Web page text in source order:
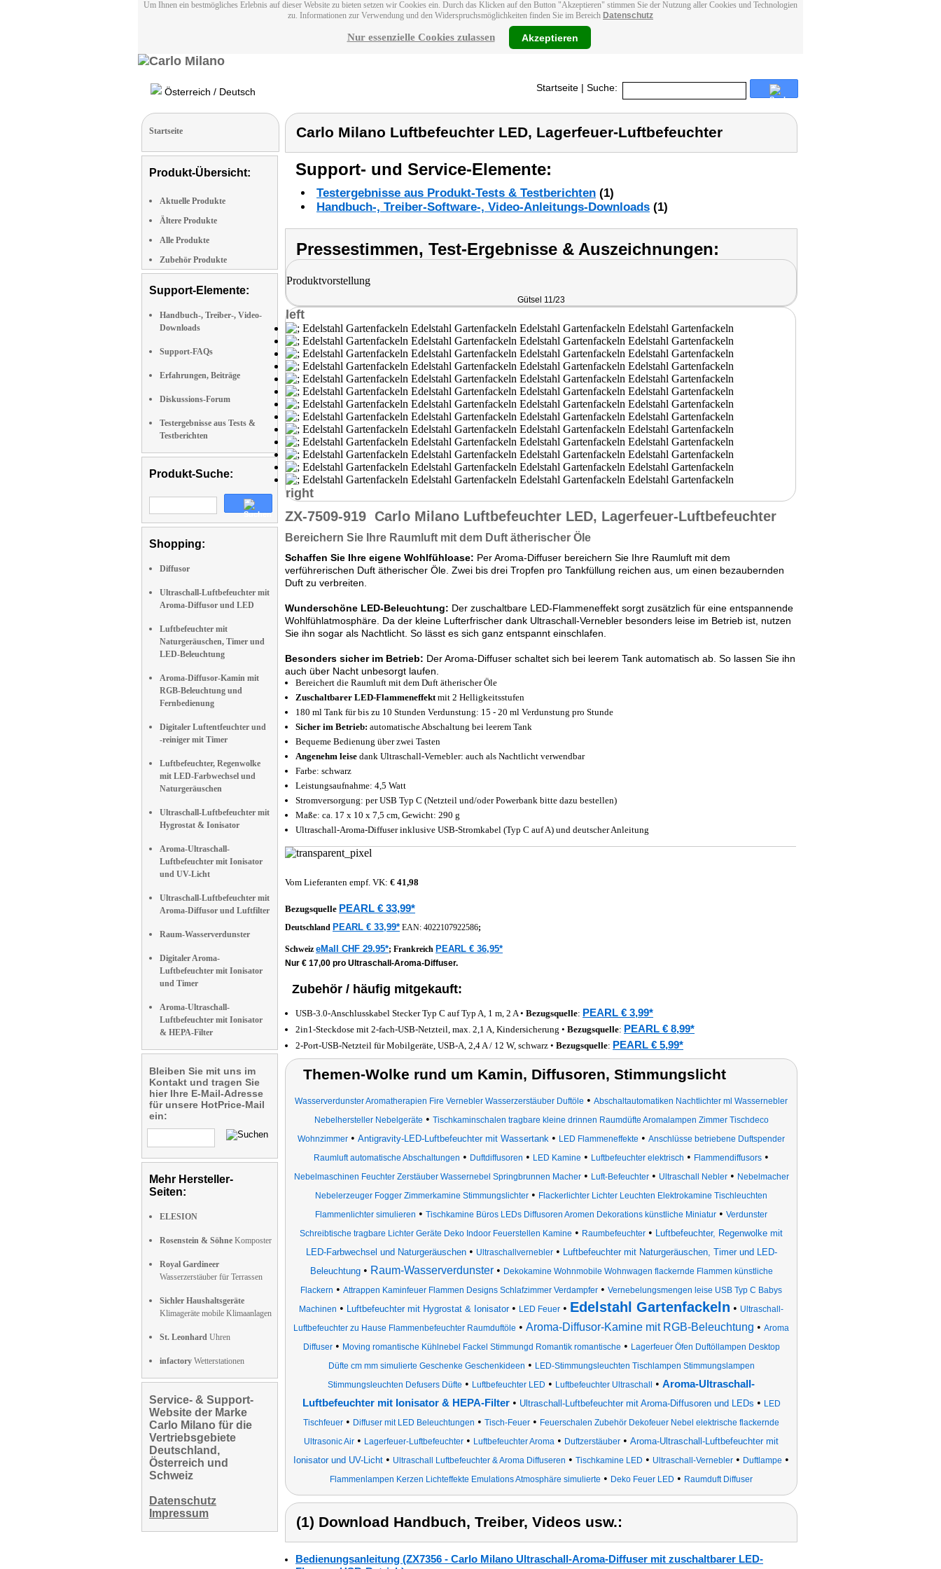
Um Ihnen ein bestmögliches Erlebnis auf dieser Website zu bieten setzen wir Cookies ein. Durch das Klicken auf den Button "Akzeptieren" stimmen Sie der Nutzung aller Cookies und Technologien
zu. Informationen zur Verwendung und den Widerspruchsmöglichkeiten finden Sie im Bereich Datenschutz
Nur essenzielle Cookies zulassen Akzeptieren
Österreich / Deutsch Startseite | Suche:
Startseite
Produkt-Übersicht:
Aktuelle Produkte
Ältere Produkte
Alle Produkte
Zubehör Produkte
Support-Elemente:
Handbuch-, Treiber-, Video-
Downloads
Support-FAQs
Erfahrungen, Beiträge
Diskussions-Forum
Testergebnisse aus Tests &
Testberichten
Produkt-Suche:
Shopping:
Diffusor
Ultraschall-Luftbefeuchter mit
Aroma-Diffusor und LED
Luftbefeuchter mit
Naturgeräuschen, Timer und
LED-Beleuchtung
Aroma-Diffusor-Kamin mit
RGB-Beleuchtung und
Fernbedienung
Digitaler Luftentfeuchter und
-reiniger mit Timer
Luftbefeuchter, Regenwolke
mit LED-Farbwechsel und
Naturgeräuschen
Ultraschall-Luftbefeuchter mit
Hygrostat & Ionisator
Aroma-Ultraschall-
Luftbefeuchter mit Ionisator
und UV-Licht
Ultraschall-Luftbefeuchter mit
Aroma-Diffusor und Luftfilter
Raum-Wasserverdunster
Digitaler Aroma-
Luftbefeuchter mit Ionisator
und Timer
Aroma-Ultraschall-
Luftbefeuchter mit Ionisator
& HEPA-Filter
Bleiben Sie mit uns im
Kontakt und tragen Sie
hier Ihre E-Mail-Adresse
für unsere HotPrice-Mail
ein:
Mehr Hersteller-
Seiten:
ELESION
Rosenstein & Söhne Komposter
Royal Gardineer
Wasserzerstäuber für Terrassen
Sichler Haushaltsgeräte
Klimageräte mobile Klimaanlagen
St. Leonhard Uhren
infactory Wetterstationen
Service- & Support-
Website der Marke
Carlo Milano für die
Vertriebsgebiete
Deutschland,
Österreich und
Schweiz
Datenschutz
Impressum
Carlo Milano Luftbefeuchter LED, Lagerfeuer-Luftbefeuchter
Support- und Service-Elemente:
Testergebnisse aus Produkt-Tests & Testberichten (1)
Handbuch-, Treiber-Software-, Video-Anleitungs-Downloads (1)
Pressestimmen, Test-Ergebnisse & Auszeichnungen:
Produktvorstellung
Gütsel 11/23
left
right
ZX-7509-919 Carlo Milano Luftbefeuchter LED, Lagerfeuer-Luftbefeuchter
Bereichern Sie Ihre Raumluft mit dem Duft ätherischer Öle
Schaffen Sie Ihre eigene Wohlfühloase: Per Aroma-Diffuser bereichern Sie Ihre Raumluft mit dem
verführerischen Duft ätherischer Öle. Zwei bis drei Tropfen pro Tankfüllung reichen aus, um einen bezaubernden
Duft zu verbreiten.
Wunderschöne LED-Beleuchtung: Der zuschaltbare LED-Flammeneffekt sorgt zusätzlich für eine entspannende
Wohlfühlatmosphäre. Da der kleine Lufterfrischer dank Ultraschall-Vernebler besonders leise im Betrieb ist, nutzen
Sie ihn sogar als Nachtlicht. So lässt es sich ganz entspannt einschlafen.
Besonders sicher im Betrieb: Der Aroma-Diffuser schaltet sich bei leerem Tank automatisch ab. So lassen Sie ihn
auch über Nacht unbesorgt laufen.
Bereichert die Raumluft mit dem Duft ätherischer Öle
Zuschaltbarer LED-Flammeneffektmit 2 Helligkeitsstufen
180 ml Tank für bis zu 10 Stunden Verdunstung: 15 - 20 ml Verdunstung pro Stunde
Sicher im Betrieb: automatische Abschaltung bei leerem Tank
Bequeme Bedienung über zwei Tasten
Angenehm leise dank Ultraschall-Vernebler: auch als Nachtlicht verwendbar
Farbe: schwarz
Leistungsaufnahme: 4,5 Watt
Stromversorgung: per USB Typ C (Netzteil und/oder Powerbank bitte dazu bestellen)
Maße: ca. 17 x 10 x 7,5 cm, Gewicht: 290 g
Ultraschall-Aroma-Diffuser inklusive USB-Stromkabel (Typ C auf A) und deutscher Anleitung
Vom Lieferanten empf. VK: € 41,98
Bezugsquelle PEARL € 33,99*
Deutschland PEARL € 33,99* EAN: 4022107922586;
Schweiz eMall CHF 29.95*; Frankreich PEARL € 36,95*
Nur € 17,00 pro Ultraschall-Aroma-Diffuser.
Zubehör / häufig mitgekauft:
USB-3.0-Anschlusskabel Stecker Typ C auf Typ A, 1 m, 2 A • Bezugsquelle: PEARL € 3,99*
2in1-Steckdose mit 2-fach-USB-Netzteil, max. 2,1 A, Kindersicherung • Bezugsquelle: PEARL € 8,99*
2-Port-USB-Netzteil für Mobilgeräte, USB-A, 2,4 A / 12 W, schwarz • Bezugsquelle: PEARL € 5,99*
Themen-Wolke rund um Kamin, Diffusoren, Stimmungslicht
Wasserverdunster Aromatherapien Fire Vernebler Wasserzerstäuber Duftöle • Abschaltautomatiken Nachtlichter ml Wassernebler
Nebelhersteller Nebelgeräte • Tischkaminschalen tragbare kleine drinnen Raumdüfte Aromalampen Zimmer Tischdeco
Wohnzimmer • Antigravity-LED-Luftbefeuchter mit Wassertank • LED Flammeneffekte • Anschlüsse betriebene Duftspender
Raumluft automatische Abschaltungen • Duftdiffusoren • LED Kamine • Luftbefeuchter elektrisch • Flammendiffusors •
Nebelmaschinen Feuchter Zerstäuber Wassernebel Springbrunnen Macher• Luft-Befeuchter• Ultraschall Nebler• Nebelmacher
Nebelerzeuger Fogger Zimmerkamine Stimmungslichter • Flackerlichter Lichter Leuchten Elektrokamine Tischleuchten
Flammenlichter simulieren • Tischkamine Büros LEDs Diffusoren Aromen Dekorations künstliche Miniatur • Verdunster
Schreibtische tragbare Lichter Geräte Deko Indoor Feuerstellen Kamine • Raumbefeuchter • Luftbefeuchter, Regenwolke mit
LED-Farbwechsel und Naturgeräuschen• Ultraschallvernebler• Luftbefeuchter mit Naturgeräuschen, Timer und LED-
Beleuchtung• Raum-Wasserverdunster• Dekokamine Wohnmobile Wohnwagen flackernde Flammen künstliche
Flackern • Attrappen Kaminfeuer Flammen Designs Schlafzimmer Verdampfer • Vernebelungsmengen leise USB Typ C Babys
Machinen • Luftbefeuchter mit Hygrostat & Ionisator• LED Feuer • Edelstahl Gartenfackeln • Ultraschall-
Luftbefeuchter zu Hause Flammenbefeuchter Raumduftöle • Aroma-Diffusor-Kamine mit RGB-Beleuchtung • Aroma
Diffuser• Moving romantische Kühlnebel Fackel Stimmungd Romantik romantische • Lagerfeuer Öfen Duftöllampen Desktop
Düfte cm mm simulierte Geschenke Geschenkideen • LED-Stimmungsleuchten Tischlampen Stimmungslampen
Stimmungsleuchten Defusers Düfte • Luftbefeuchter LED • Luftbefeuchter Ultraschall • Aroma-Ultraschall-
Luftbefeuchter mit Ionisator & HEPA-Filter• Ultraschall-Luftbefeuchter mit Aroma-Diffusoren und LEDs • LED
Tischfeuer • Diffuser mit LED Beleuchtungen • Tisch-Feuer • Feuerschalen Zubehör Dekofeuer Nebel elektrische flackernde
Ultrasonic Air • Lagerfeuer-Luftbefeuchter • Luftbefeuchter Aroma • Duftzerstäuber • Aroma-Ultraschall-Luftbefeuchter mit
Ionisator und UV-Licht • Ultraschall Luftbefeuchter & Aroma Diffuseren • Tischkamine LED • Ultraschall-Vernebler • Duftlampe •
Flammenlampen Kerzen Lichteffekte Emulations Atmosphäre simulierte • Deko Feuer LED • Raumduft Diffuser
(1) Download Handbuch, Treiber, Videos usw.:
Bedienungsanleitung (ZX7356 - Carlo Milano Ultraschall-Aroma-Diffuser mit zuschaltbarer LED-